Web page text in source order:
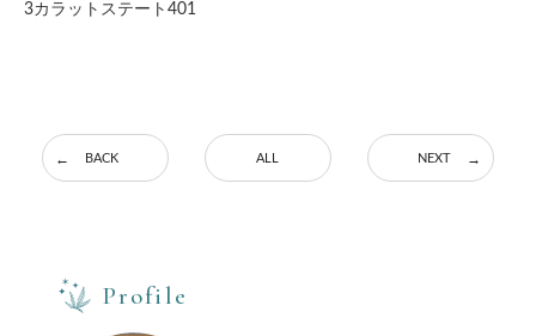
3カラットステート401
BACK ALL NEXT
Profile